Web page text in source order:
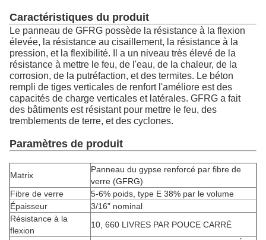
Caractéristiques du produit
Le panneau de GFRG possède la résistance à la flexion
élevée, la résistance au cisaillement, la résistance à la
pression, et la flexibilité. Il a un niveau très élevé de la
résistance à mettre le feu, de l'eau, de la chaleur, de la
corrosion, de la putréfaction, et des termites. Le béton
rempli de tiges verticales de renfort l'améliore est des
capacités de charge verticales et latérales. GFRG a fait
des bâtiments est résistant pour mettre le feu, des
tremblements de terre, et des cyclones.
Paramètres de produit
Matrix
Panneau du gypse renforcé par fibre de
verre (GFRG)
Fibre de verre
5-6% poids, type E 38% par le volume
Épaisseur
3/16" nominal
Résistance à la
flexion
10, 660 LIVRES PAR POUCE CARRÉ